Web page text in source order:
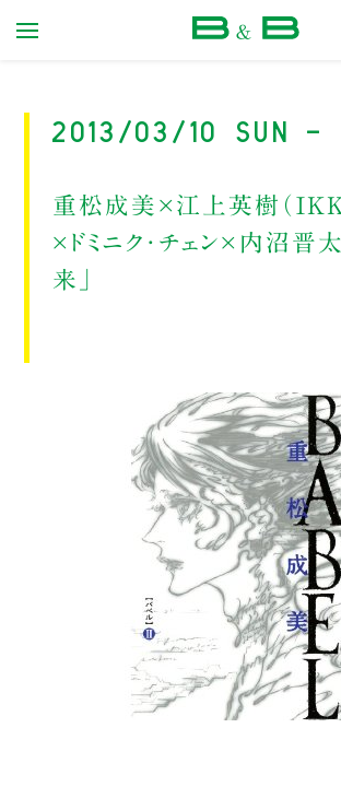
2013/03/10 Sun -
重松成美×江上英樹（
×ドミニク・チェン×内沼晋
来」